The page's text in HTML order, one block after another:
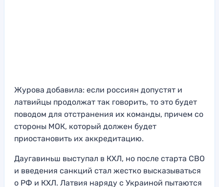
Журова добавила: если россиян допустят и
латвийцы продолжат так говорить, то это будет
поводом для отстранения их команды, причем со
стороны МОК, который должен будет
приостановить их аккредитацию.
Даугавиньш выступал в КХЛ, но после старта СВО
и введения санкций стал жестко высказываться
о РФ и КХЛ. Латвия наряду с Украиной пытаются